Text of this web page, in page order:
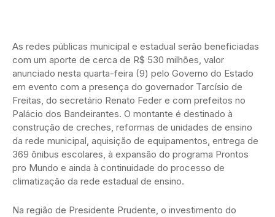
As redes públicas municipal e estadual serão beneficiadas
com um aporte de cerca de R$ 530 milhões, valor
anunciado nesta quarta-feira (9) pelo Governo do Estado
em evento com a presença do governador Tarcísio de
Freitas, do secretário Renato Feder e com prefeitos no
Palácio dos Bandeirantes. O montante é destinado à
construção de creches, reformas de unidades de ensino
da rede municipal, aquisição de equipamentos, entrega de
369 ônibus escolares, à expansão do programa Prontos
pro Mundo e ainda à continuidade do processo de
climatização da rede estadual de ensino.
Na região de Presidente Prudente, o investimento do